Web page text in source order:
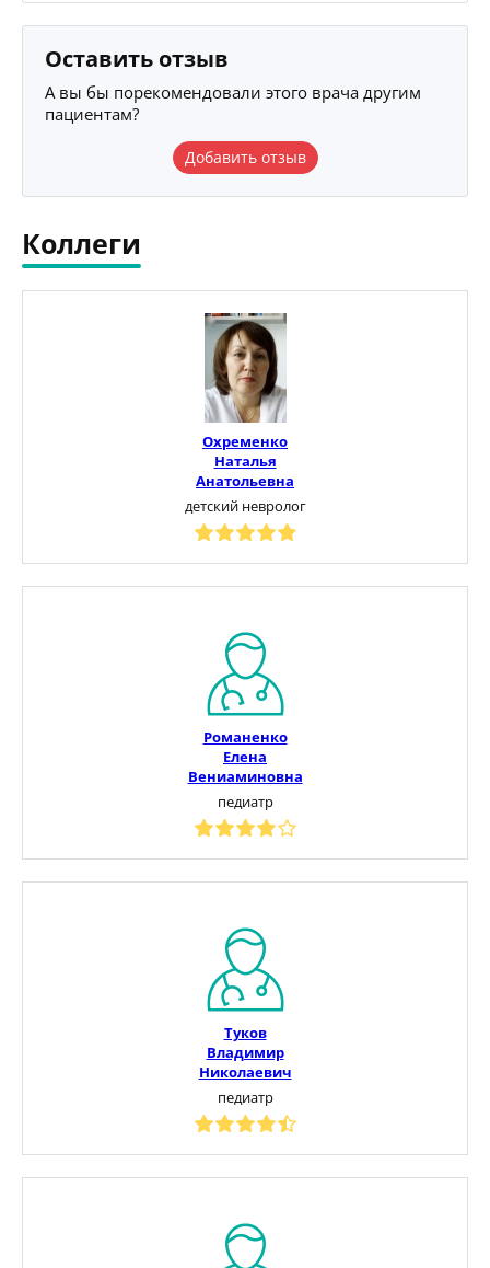
Оставить отзыв
А вы бы порекомендовали этого врача другим
пациентам?
Добавить отзыв
Коллеги
Охременко
Наталья
Анатольевна
детский невролог
Романенко
Елена
Вениаминовна
педиатр
Туков
Владимир
Николаевич
педиатр